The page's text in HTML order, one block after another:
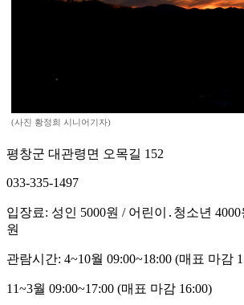
(사진 황정희 시니어기자)
평창군 대관령면 오목길 152
033-335-1497
입장료: 성인 5000원 / 어린이․청소년
원
관람시간: 4~10월 09:00~18:00 (매표 마감
11~3월 09:00~17:00 (매표 마감 16:00)